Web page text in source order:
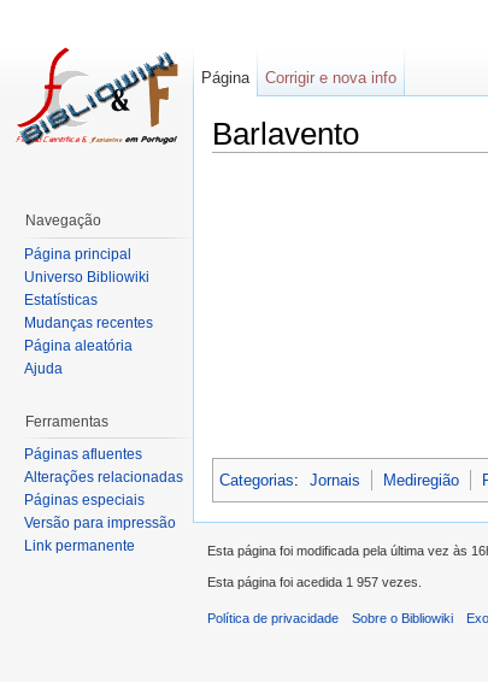
Barlavento
Categorias: Jornais Mediregião
Página Corrigir e nova info
Navegação
Página principal
Universo Bibliowiki
Estatísticas
Mudanças recentes
Página aleatória
Ajuda
Ferramentas
Páginas afluentes
Alterações relacionadas
Páginas especiais
Versão para impressão
Link permanente
Esta página foi modificada pela última vez às
Esta página foi acedida 1 957 vezes.
Política de privacidade Sobre o Bibliowiki